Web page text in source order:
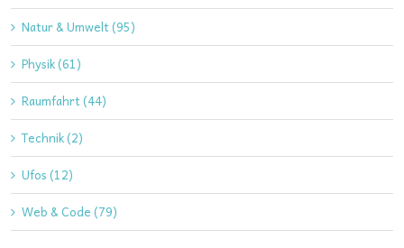
Natur & Umwelt (95)
Physik (61)
Raumfahrt (44)
Technik (2)
Ufos (12)
Web & Code (79)